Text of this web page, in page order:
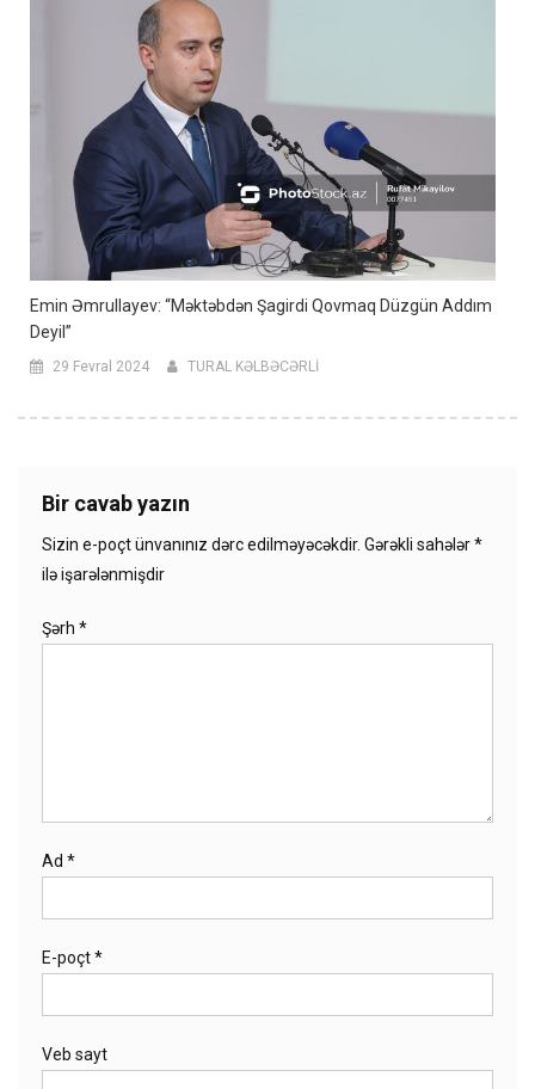
Emin Əmrullayev: “Məktəbdən Şagirdi Qovmaq Düzgün Addım
Deyil”
29 Fevral 2024 TURAL KƏLBƏCƏRLİ
Bir cavab yazın
Sizin e-poçt ünvanınız dərc edilməyəcəkdir. Gərəkli sahələr*
ilə işarələnmişdir
Şərh *
Ad *
E-poçt*
Veb sayt